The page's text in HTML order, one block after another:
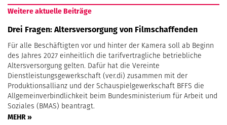
Weitere aktuelle Beiträge
Drei Fragen: Altersversorgung von Filmschaffenden
Für alle Beschäftigten vor und hinter der Kamera soll ab Beginn
des Jahres 2027 einheitlich die tarifvertragliche betriebliche
Altersversorgung gelten. Dafür hat die Vereinte
Dienstleistungsgewerkschaft (ver.di) zusammen mit der
Produktionsallianz und der Schauspielgewerkschaft BFFS die
Allgemeinverbindlichkeit beim Bundesministerium für Arbeit und
Soziales (BMAS) beantragt.
MEHR »